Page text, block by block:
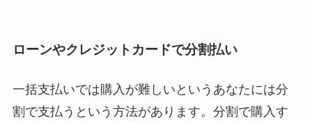
ローンやクレジットカードで分割払い
一括支払いでは購入が難しいというあなたには分
割で支払うという方法があります。分割で購入す